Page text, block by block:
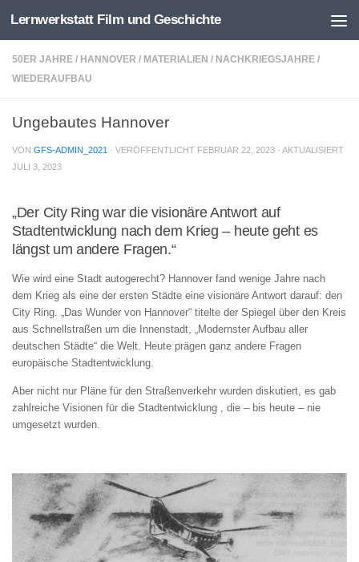
Zum Inhalt springen
Lernwerkstatt Film und Geschichte
50ER JAHRE / HANNOVER / MATERIALIEN / NACHKRIEGSJAHRE /
WIEDERAUFBAU
Ungebautes Hannover
VON GFS-ADMIN_2021 · VERÖFFENTLICHT FEBRUAR 22, 2023 · AKTUALISIERT
JULI 3, 2023
„Der City Ring war die visionäre Antwort auf
Stadtentwicklung nach dem Krieg – heute geht es
längst um andere Fragen.“
Wie wird eine Stadt autogerecht? Hannover fand wenige Jahre nach
dem Krieg als eine der ersten Städte eine visionäre Antwort darauf: den
City Ring. „Das Wunder von Hannover“ titelte der Spiegel über den Kreis
aus Schnellstraßen um die Innenstadt, „Modernster Aufbau aller
deutschen Städte“ die Welt. Heute prägen ganz andere Fragen
europäische Stadtentwicklung.
Aber nicht nur Pläne für den Straßenverkehr wurden diskutiert, es gab
zahlreiche Visionen für die Stadtentwicklung , die – bis heute – nie
umgesetzt wurden.